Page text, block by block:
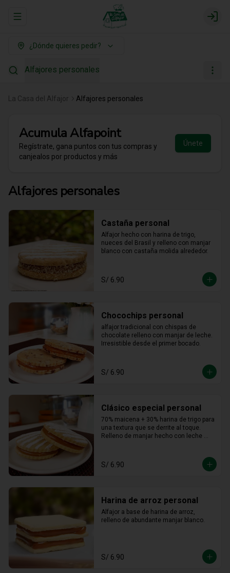
Abrir menu de navegación Login
¿Dónde quieres pedir?
Alfajores personales
La Casa del Alfajor Alfajores personales
AcumulaAlfapoint
Regístrate, gana puntos con tus compras y
canjealos por productos y más
Únete
Alfajores personales
Castaña personal
Alfajor hecho con harina de trigo,
nueces del Brasil y relleno con manjar
blanco con castaña molida alrededor.
S/ 6.90
Chocochips personal
alfajor tradicional con chispas de
chocolate relleno con manjar de leche.
Irresistible desde el primer bocado.
S/ 6.90
Clásico especial personal
70% maicena + 30% harina de trigo para
una textura que se derrite al toque.
Relleno de manjar hecho con leche
S/ 6.90
Harina de arroz personal
Alfajor a base de harina de arroz,
relleno de abundante manjar blanco.
S/ 6.90